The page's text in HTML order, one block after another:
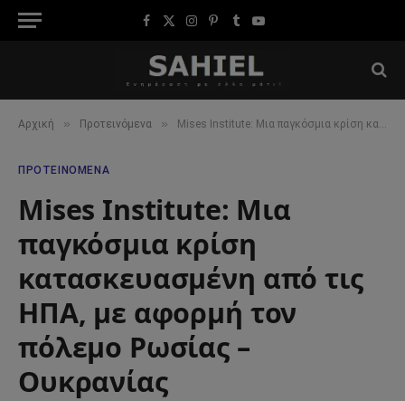
Facebook
X
Instagram
Pinterest
TumblrYouTube
Αρχική » Προτεινόμενα » Mises Institute: Μια παγκόσμια κρίση κατασκευασμένη από τις ΗΠΑ, με αφορμή τον πόλεμο Ρωσίας – Ουκρανίας
ΠΡΟΤΕΙΝΌΜΕΝΑ
Mises Institute: Μια
παγκόσμια κρίση
κατασκευασμένη από τις
ΗΠΑ, με αφορμή τον
πόλεμο Ρωσίας –
Ουκρανίας